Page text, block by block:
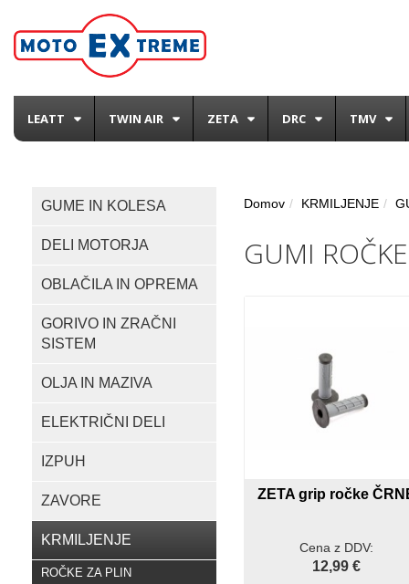
LEATT TWIN AIR ZETA DRC TMV
GUME IN KOLESA
DELI MOTORJA
OBLAČILA IN OPREMA
GORIVO IN ZRAČNI
SISTEM
OLJA IN MAZIVA
ELEKTRIČNI DELI
IZPUH
ZAVORE
KRMILJENJE
ROČKE ZA PLIN
Domov KRMILJENJE
GUMI ROČKE
ZETA grip ročke
Cena z DDV:
12,99 €